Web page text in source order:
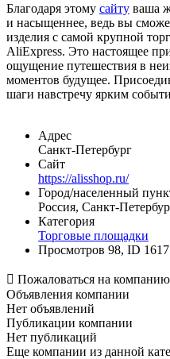
Благодаря этому сайту ваша
и насыщеннее, ведь вы
изделия с самой крупной
AliExpress. Это настоящее
ощущение путешествия в
моментов будущее.
шаги навстречу ярким
Адрес
Санкт-Петербург
Сайт
https://alisshop.ru/
Город/населенный
Россия, Санкт-
Категория
Торговые площадки
Просмотров 98, ID 1617
 Пожаловаться на компанию
Объявления компании
Нет объявлений
Публикации компании
Нет публикаций
Еще компании из данной